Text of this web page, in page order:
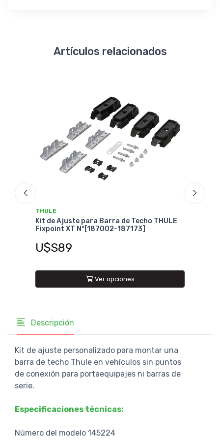
Artículos relacionados
THULE
Kit de Ajuste para Barra de Techo THULE
Fixpoint XT N°[187002-187173]
U$S89
Ver opciones
Descripción
Kit de ajuste personalizado para montar una
barra de techo Thule en vehículos sin puntos
de conexión para portaequipajes ni barras de
serie.
Especificaciones técnicas:
Número del modelo 145224